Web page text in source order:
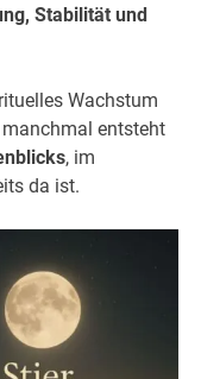
Stabilität und
Wachstum
entsteht
, im
da ist.